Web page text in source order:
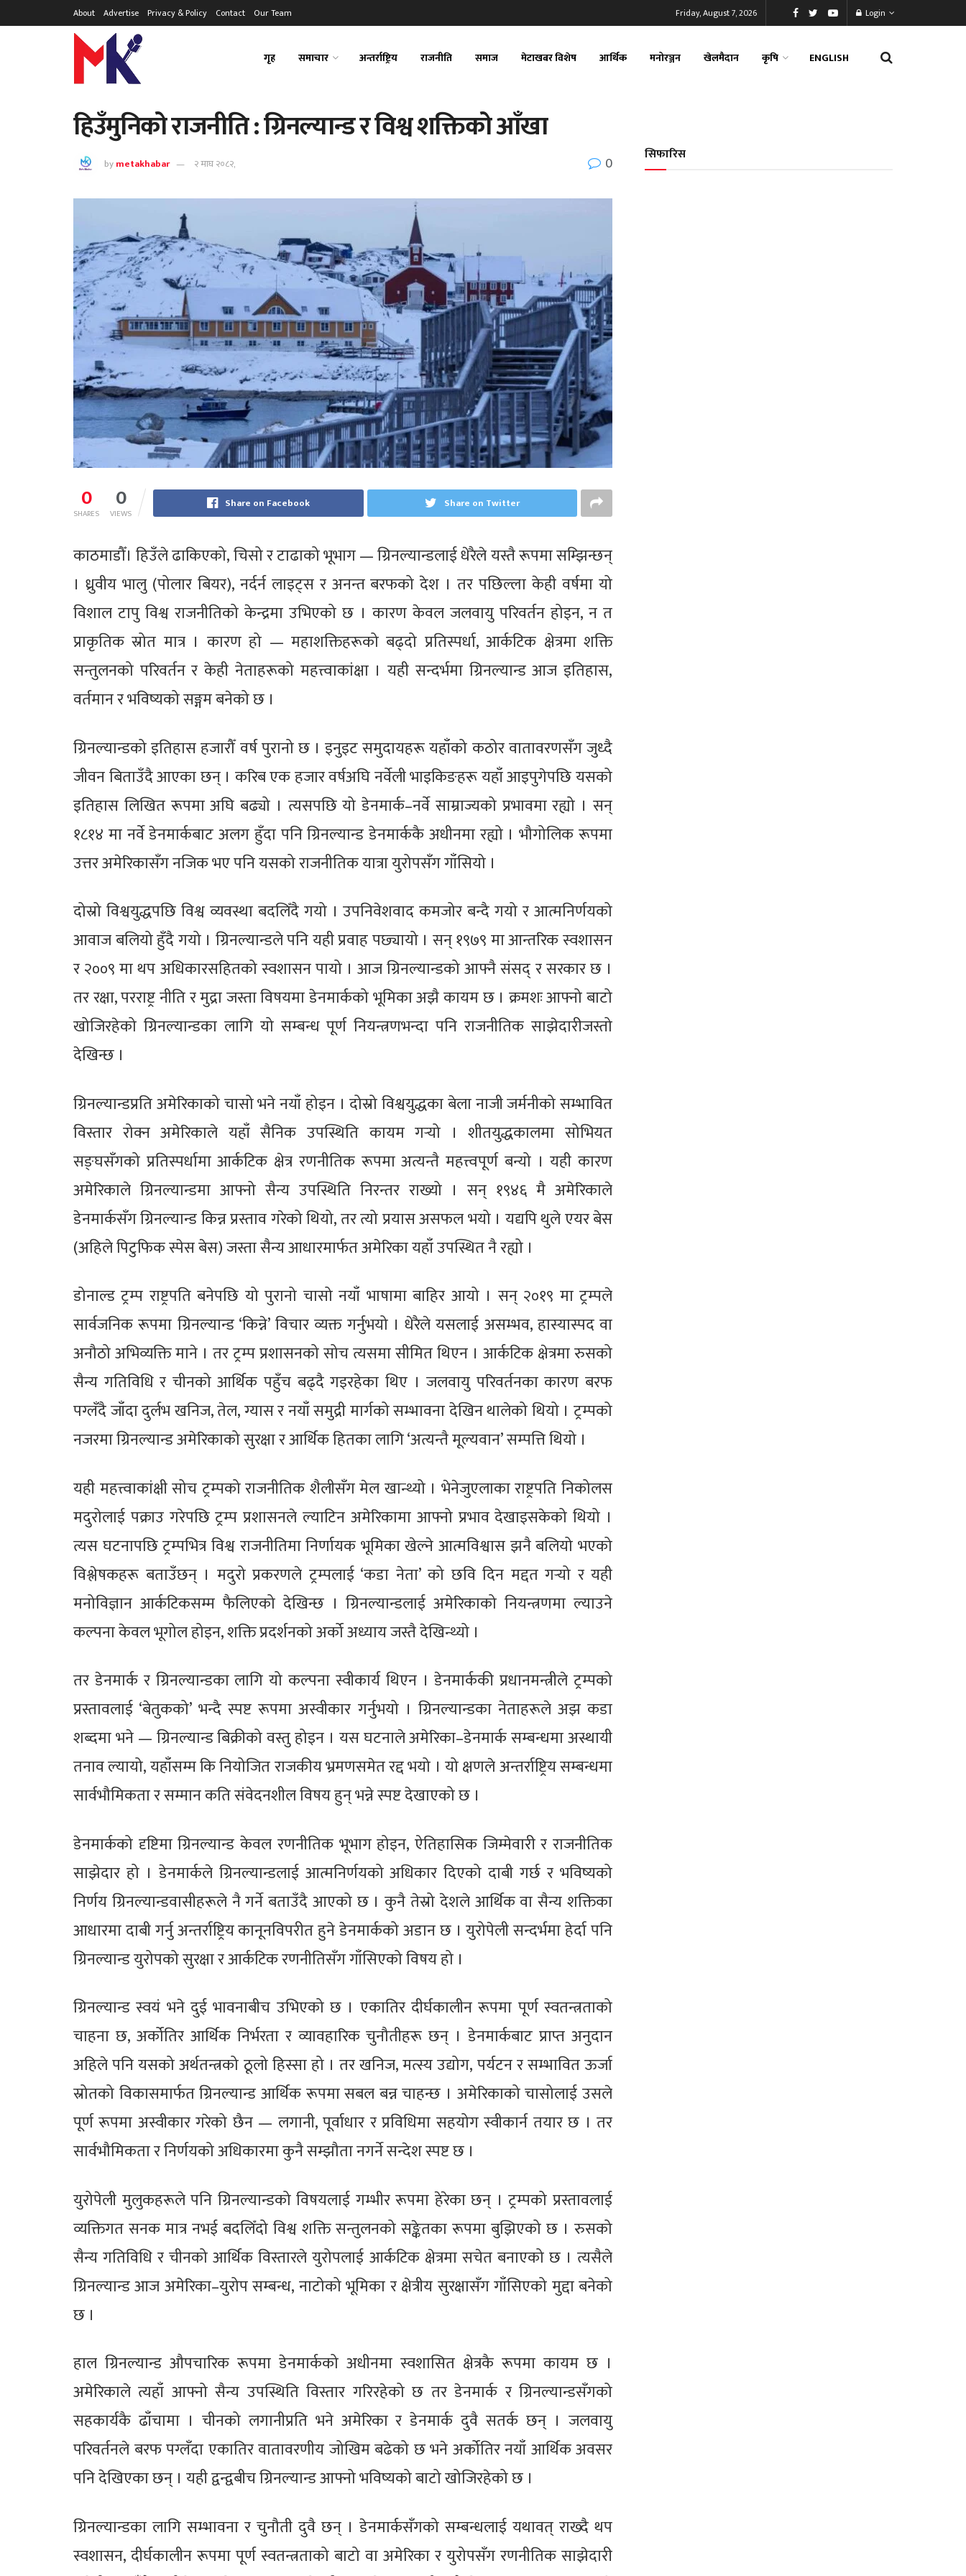
About Advertise Privacy & Policy Contact Our Team Friday, August 7, 2026 Login
गृह समाचार अन्तर्राष्ट्रिय राजनीति समाज मेटाखबर विशेष आर्थिक मनोरञ्जन खेलमैदान कृषि ENGLISH
हिउँमुनिको राजनीति : ग्रिनल्यान्ड र विश्व शक्तिको आँखा
bymetakhabar २ माघ २०८२, 0
0
SHARES 0
VIEWS
Share on Facebook Share on Twitter
काठमाडौँ। हिउँले ढाकिएको, चिसो र टाढाको भूभाग — ग्रिनल्यान्डलाई धेरैले यस्तै रूपमा सम्झिन्छन्
। ध्रुवीय भालु (पोलार बियर), नर्दर्न लाइट्स र अनन्त बरफको देश । तर पछिल्ला केही वर्षमा यो
विशाल टापु विश्व राजनीतिको केन्द्रमा उभिएको छ । कारण केवल जलवायु परिवर्तन होइन, न त
प्राकृतिक स्रोत मात्र । कारण हो — महाशक्तिहरूको बढ्दो प्रतिस्पर्धा, आर्कटिक क्षेत्रमा शक्ति
सन्तुलनको परिवर्तन र केही नेताहरूको महत्त्वाकांक्षा । यही सन्दर्भमा ग्रिनल्यान्ड आज इतिहास,
वर्तमान र भविष्यको सङ्गम बनेको छ ।
ग्रिनल्यान्डको इतिहास हजारौँ वर्ष पुरानो छ । इनुइट समुदायहरू यहाँको कठोर वातावरणसँग जुध्दै
जीवन बिताउँदै आएका छन् । करिब एक हजार वर्षअघि नर्वेली भाइकिङहरू यहाँ आइपुगेपछि यसको
इतिहास लिखित रूपमा अघि बढ्यो । त्यसपछि यो डेनमार्क–नर्वे साम्राज्यको प्रभावमा रह्यो । सन्
१८१४ मा नर्वे डेनमार्कबाट अलग हुँदा पनि ग्रिनल्यान्ड डेनमार्ककै अधीनमा रह्यो । भौगोलिक रूपमा
उत्तर अमेरिकासँग नजिक भए पनि यसको राजनीतिक यात्रा युरोपसँग गाँसियो ।
दोस्रो विश्वयुद्धपछि विश्व व्यवस्था बदलिँदै गयो । उपनिवेशवाद कमजोर बन्दै गयो र आत्मनिर्णयको
आवाज बलियो हुँदै गयो । ग्रिनल्यान्डले पनि यही प्रवाह पछ्यायो । सन् १९७९ मा आन्तरिक स्वशासन
र २००९ मा थप अधिकारसहितको स्वशासन पायो । आज ग्रिनल्यान्डको आफ्नै संसद् र सरकार छ ।
तर रक्षा, परराष्ट्र नीति र मुद्रा जस्ता विषयमा डेनमार्कको भूमिका अझै कायम छ । क्रमशः आफ्नो बाटो
खोजिरहेको ग्रिनल्यान्डका लागि यो सम्बन्ध पूर्ण नियन्त्रणभन्दा पनि राजनीतिक साझेदारीजस्तो
देखिन्छ ।
ग्रिनल्यान्डप्रति अमेरिकाको चासो भने नयाँ होइन । दोस्रो विश्वयुद्धका बेला नाजी जर्मनीको सम्भावित
विस्तार रोक्न अमेरिकाले यहाँ सैनिक उपस्थिति कायम गर्‍यो । शीतयुद्धकालमा सोभियत
सङ्घसँगको प्रतिस्पर्धामा आर्कटिक क्षेत्र रणनीतिक रूपमा अत्यन्तै महत्त्वपूर्ण बन्यो । यही कारण
अमेरिकाले ग्रिनल्यान्डमा आफ्नो सैन्य उपस्थिति निरन्तर राख्यो । सन् १९४६ मै अमेरिकाले
डेनमार्कसँग ग्रिनल्यान्ड किन्न प्रस्ताव गरेको थियो, तर त्यो प्रयास असफल भयो । यद्यपि थुले एयर बेस
(अहिले पिटुफिक स्पेस बेस) जस्ता सैन्य आधारमार्फत अमेरिका यहाँ उपस्थित नै रह्यो ।
डोनाल्ड ट्रम्प राष्ट्रपति बनेपछि यो पुरानो चासो नयाँ भाषामा बाहिर आयो । सन् २०१९ मा ट्रम्पले
सार्वजनिक रूपमा ग्रिनल्यान्ड ‘किन्ने’ विचार व्यक्त गर्नुभयो । धेरैले यसलाई असम्भव, हास्यास्पद वा
अनौठो अभिव्यक्ति माने । तर ट्रम्प प्रशासनको सोच त्यसमा सीमित थिएन । आर्कटिक क्षेत्रमा रुसको
सैन्य गतिविधि र चीनको आर्थिक पहुँच बढ्दै गइरहेका थिए । जलवायु परिवर्तनका कारण बरफ
पग्लँदै जाँदा दुर्लभ खनिज, तेल, ग्यास र नयाँ समुद्री मार्गको सम्भावना देखिन थालेको थियो । ट्रम्पको
नजरमा ग्रिनल्यान्ड अमेरिकाको सुरक्षा र आर्थिक हितका लागि ‘अत्यन्तै मूल्यवान’ सम्पत्ति थियो ।
यही महत्त्वाकांक्षी सोच ट्रम्पको राजनीतिक शैलीसँग मेल खान्थ्यो । भेनेजुएलाका राष्ट्रपति निकोलस
मदुरोलाई पक्राउ गरेपछि ट्रम्प प्रशासनले ल्याटिन अमेरिकामा आफ्नो प्रभाव देखाइसकेको थियो ।
त्यस घटनापछि ट्रम्पभित्र विश्व राजनीतिमा निर्णायक भूमिका खेल्ने आत्मविश्वास झनै बलियो भएको
विश्लेषकहरू बताउँछन् । मदुरो प्रकरणले ट्रम्पलाई ‘कडा नेता’ को छवि दिन मद्दत गर्‍यो र यही
मनोविज्ञान आर्कटिकसम्म फैलिएको देखिन्छ । ग्रिनल्यान्डलाई अमेरिकाको नियन्त्रणमा ल्याउने
कल्पना केवल भूगोल होइन, शक्ति प्रदर्शनको अर्को अध्याय जस्तै देखिन्थ्यो ।
तर डेनमार्क र ग्रिनल्यान्डका लागि यो कल्पना स्वीकार्य थिएन । डेनमार्ककी प्रधानमन्त्रीले ट्रम्पको
प्रस्तावलाई ‘बेतुकको’ भन्दै स्पष्ट रूपमा अस्वीकार गर्नुभयो । ग्रिनल्यान्डका नेताहरूले अझ कडा
शब्दमा भने — ग्रिनल्यान्ड बिक्रीको वस्तु होइन । यस घटनाले अमेरिका–डेनमार्क सम्बन्धमा अस्थायी
तनाव ल्यायो, यहाँसम्म कि नियोजित राजकीय भ्रमणसमेत रद्द भयो । यो क्षणले अन्तर्राष्ट्रिय सम्बन्धमा
सार्वभौमिकता र सम्मान कति संवेदनशील विषय हुन् भन्ने स्पष्ट देखाएको छ ।
डेनमार्कको दृष्टिमा ग्रिनल्यान्ड केवल रणनीतिक भूभाग होइन, ऐतिहासिक जिम्मेवारी र राजनीतिक
साझेदार हो । डेनमार्कले ग्रिनल्यान्डलाई आत्मनिर्णयको अधिकार दिएको दाबी गर्छ र भविष्यको
निर्णय ग्रिनल्यान्डवासीहरूले नै गर्ने बताउँदै आएको छ । कुनै तेस्रो देशले आर्थिक वा सैन्य शक्तिका
आधारमा दाबी गर्नु अन्तर्राष्ट्रिय कानूनविपरीत हुने डेनमार्कको अडान छ । युरोपेली सन्दर्भमा हेर्दा पनि
ग्रिनल्यान्ड युरोपको सुरक्षा र आर्कटिक रणनीतिसँग गाँसिएको विषय हो ।
ग्रिनल्यान्ड स्वयं भने दुई भावनाबीच उभिएको छ । एकातिर दीर्घकालीन रूपमा पूर्ण स्वतन्त्रताको
चाहना छ, अर्कोतिर आर्थिक निर्भरता र व्यावहारिक चुनौतीहरू छन् । डेनमार्कबाट प्राप्त अनुदान
अहिले पनि यसको अर्थतन्त्रको ठूलो हिस्सा हो । तर खनिज, मत्स्य उद्योग, पर्यटन र सम्भावित ऊर्जा
स्रोतको विकासमार्फत ग्रिनल्यान्ड आर्थिक रूपमा सबल बन्न चाहन्छ । अमेरिकाको चासोलाई उसले
पूर्ण रूपमा अस्वीकार गरेको छैन — लगानी, पूर्वाधार र प्रविधिमा सहयोग स्वीकार्न तयार छ । तर
सार्वभौमिकता र निर्णयको अधिकारमा कुनै सम्झौता नगर्ने सन्देश स्पष्ट छ ।
युरोपेली मुलुकहरूले पनि ग्रिनल्यान्डको विषयलाई गम्भीर रूपमा हेरेका छन् । ट्रम्पको प्रस्तावलाई
व्यक्तिगत सनक मात्र नभई बदलिँदो विश्व शक्ति सन्तुलनको सङ्केतका रूपमा बुझिएको छ । रुसको
सैन्य गतिविधि र चीनको आर्थिक विस्तारले युरोपलाई आर्कटिक क्षेत्रमा सचेत बनाएको छ । त्यसैले
ग्रिनल्यान्ड आज अमेरिका–युरोप सम्बन्ध, नाटोको भूमिका र क्षेत्रीय सुरक्षासँग गाँसिएको मुद्दा बनेको
छ ।
हाल ग्रिनल्यान्ड औपचारिक रूपमा डेनमार्कको अधीनमा स्वशासित क्षेत्रकै रूपमा कायम छ ।
अमेरिकाले त्यहाँ आफ्नो सैन्य उपस्थिति विस्तार गरिरहेको छ तर डेनमार्क र ग्रिनल्यान्डसँगको
सहकार्यकै ढाँचामा । चीनको लगानीप्रति भने अमेरिका र डेनमार्क दुवै सतर्क छन् । जलवायु
परिवर्तनले बरफ पग्लँदा एकातिर वातावरणीय जोखिम बढेको छ भने अर्कोतिर नयाँ आर्थिक अवसर
पनि देखिएका छन् । यही द्वन्द्वबीच ग्रिनल्यान्ड आफ्नो भविष्यको बाटो खोजिरहेको छ ।
ग्रिनल्यान्डका लागि सम्भावना र चुनौती दुवै छन् । डेनमार्कसँगको सम्बन्धलाई यथावत् राख्दै थप
स्वशासन, दीर्घकालीन रूपमा पूर्ण स्वतन्त्रताको बाटो वा अमेरिका र युरोपसँग रणनीतिक साझेदारी
सिफारिस